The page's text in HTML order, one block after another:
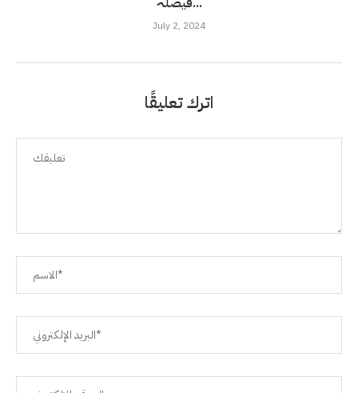
July 2, 2024
اترك تعليقًا